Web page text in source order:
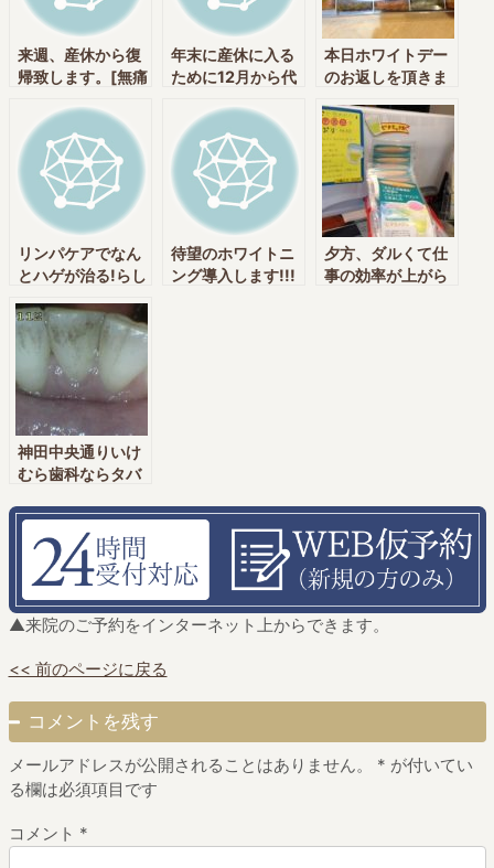
来週、産休から復
帰致します。[無痛
予防歯科・栄養療
法実践クリニック
の神田中央通りい
けむら歯科 神田
駅・新日本橋駅]
年末に産休に入る
ために12月から代
頂いています。[神
田中央通りいけむ
ら歯科 神田駅・
新日本橋駅
本日ホワイトデー
のお返しを頂きま
削らない・予防歯
科・栄養療法実践
クリニックの神田
中央通りいけむら
歯科 神田駅・新
日本橋駅]
リンパケアでなん
とハゲが治る!らし
療・削らない・予
防歯科・栄養療法
実践クリニックの
神田中央通りいけ
むら歯科 神田
駅・新日本橋駅]
待望のホワイトニ
ング導入します!!!
夕方、ダルくて仕
事の効率が上がら
神田中央通りいけ
むら歯科ならタバ
類はすぐ取れま
す。
▲来院のご予約をインターネット上からできます。
<< 前のページに戻る
コメントを残す
メールアドレスが公開されることはありません。 * が付いてい
る欄は必須項目です
コメント *